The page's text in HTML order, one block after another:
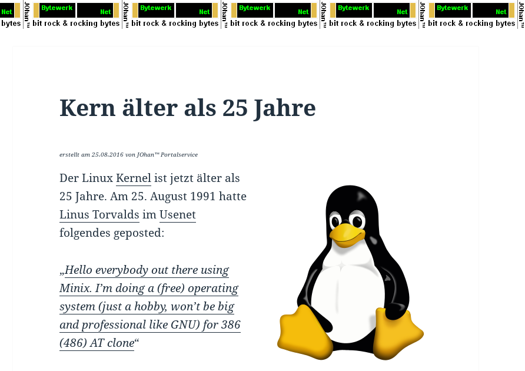
Kern älter als 25 Jahre
erstellt am 25.08.2016 von JOhan™ Portalservice
Der LinuxKernelist jetzt älter als
25 Jahre. Am 25. August 1991 hatte
Linus Torvalds imUsenet
folgendes geposted:
„Hello everybody out there using
Minix. I’m doing a (free) operating
system (just a hobby, won’t be big
and professional like GNU) for 386
(486) AT clone“